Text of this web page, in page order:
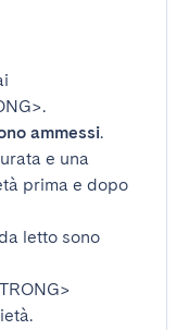
.
ammessi.
e una
prima e dopo
letto sono